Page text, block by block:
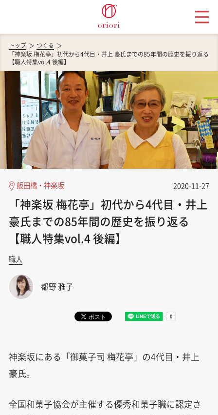
トップ
つくる
「神楽坂 梅花亭」初代から4代目・井上 豪氏までの85年間の歴史を振り返る
【職人特集vol.4 後編】
飯田橋・神楽坂 2020-11-27
「神楽坂 梅花亭」初代から4代目・井上
豪氏までの85年間の歴史を振り返る
【職人特集vol.4 後編】
職人
都野 雅子
神楽坂にある「御菓子司 梅花亭」の4代目・井上
豪氏。
全国和菓子協会が主催する優秀和菓子職に認定さ